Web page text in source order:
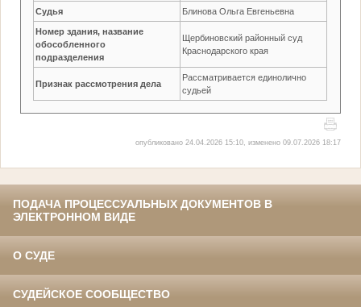
Судья Блинова Ольга Евгеньевна
Номер здания, название
обособленного
подразделения
Щербиновский районный суд
Краснодарского края
Признак рассмотрения дела
Рассматривается единолично
судьей
опубликовано 24.04.2026 15:10, изменено 09.07.2026 18:17
ПОДАЧА ПРОЦЕССУАЛЬНЫХ ДОКУМЕНТОВ В
ЭЛЕКТРОННОМ ВИДЕ
О СУДЕ
СУДЕЙСКОЕ СООБЩЕСТВО